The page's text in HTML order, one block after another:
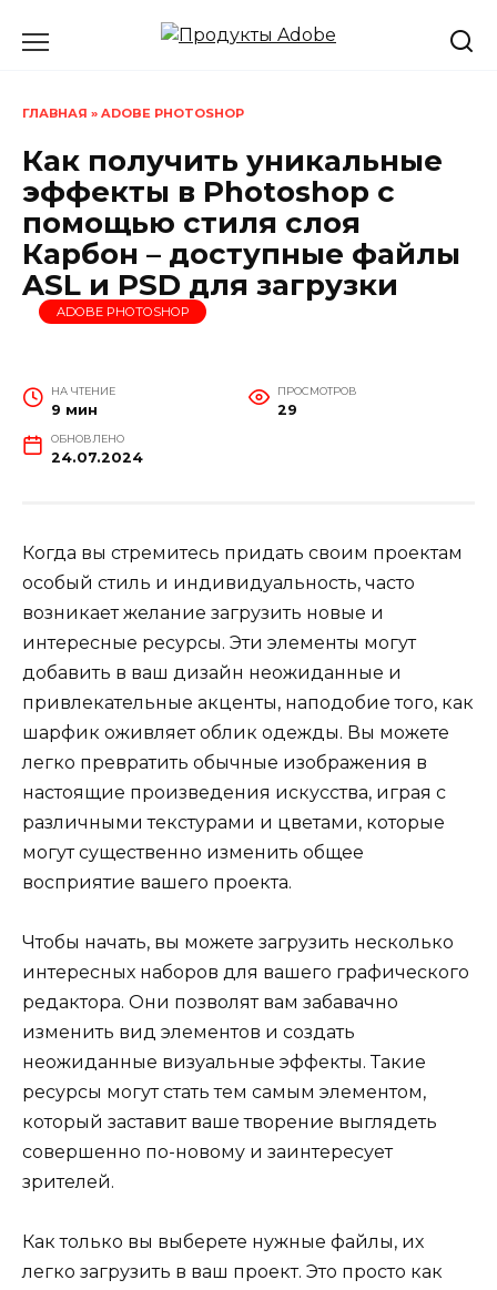
ГЛАВНАЯ » ADOBE PHOTOSHOP
Как получить уникальные
эффекты в Photoshop с
помощью стиля слоя
Карбон – доступные файлы
ASL и PSD для загрузки
ADOBE PHOTOSHOP
НА ЧТЕНИЕ
9 мин
ПРОСМОТРОВ
29
ОБНОВЛЕНО
24.07.2024
Когда вы стремитесь придать своим проектам
особый стиль и индивидуальность, часто
возникает желание загрузить новые и
интересные ресурсы. Эти элементы могут
добавить в ваш дизайн неожиданные и
привлекательные акценты, наподобие того, как
шарфик оживляет облик одежды. Вы можете
легко превратить обычные изображения в
настоящие произведения искусства, играя с
различными текстурами и цветами, которые
могут существенно изменить общее
восприятие вашего проекта.
Чтобы начать, вы можете загрузить несколько
интересных наборов для вашего графического
редактора. Они позволят вам забавачно
изменить вид элементов и создать
неожиданные визуальные эффекты. Такие
ресурсы могут стать тем самым элементом,
который заставит ваше творение выглядеть
совершенно по-новому и заинтересует
зрителей.
Как только вы выберете нужные файлы, их
легко загрузить в ваш проект. Это просто как